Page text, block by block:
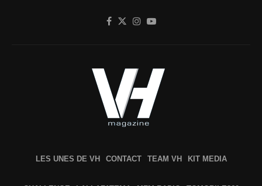
LES UNES DE VH CONTACT TEAM VH KIT MEDIA